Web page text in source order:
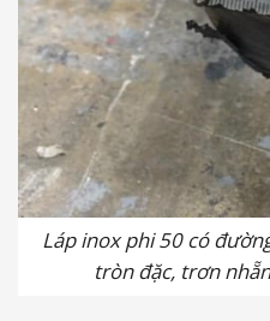
Láp inox phi 50 có
tròn đặc, trơn